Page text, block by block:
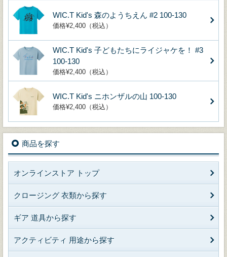
WIC.T Kid's 森のようちえん #2 100-130
価格¥2,400（税込）
WIC.T Kid's 子どもたちにライジャケを！ #3
100-130
価格¥2,400（税込）
WIC.T Kid's ニホンザルの山 100-130
価格¥2,400（税込）
商品を探す
オンラインストア トップ
クロージング 衣類から探す
ギア 道具から探す
アクティビティ 用途から探す